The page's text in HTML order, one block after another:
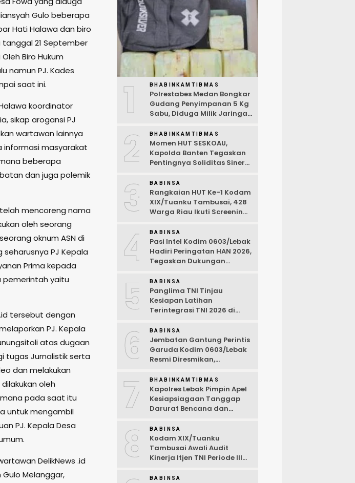
Gulo beberapa
Hati Halawa dan biro
tanggal 21 September
Biro Hukum
namun PJ. Kades
saat ini.
koordinator
sikap arogansi PJ
wartawan lainnya
masyarakat
beberapa
dan juga polemik
mencoreng nama
oleh seorang
oknum ASN di
PJ Kepala
Prima kepada
pemerintah yaitu
tersebut dengan
PJ. Kepala
atas dugaan
tugas Jurnalistik serta
dan melakukan
oleh
pada saat itu
untuk mengambil
PJ. Kepala Desa
DelikNews .id
Gulo Melanggar,
1 BHABINKAMTIBMAS
Polrestabes Medan Bongkar
Gudang Penyimpanan 5 Kg
Sabu, Diduga Milik Jaringan
2 BHABINKAMTIBMAS
Momen HUT SESKOAU,
Kapolda Banten Tegaskan
Pentingnya Soliditas Sinergi
3 BABINSA
Rangkaian HUT Ke-1 Kodam
XIX/Tuanku Tambusai, 428
Warga Riau Ikuti Screening
4 BABINSA
Pasi Intel Kodim 0603/Lebak
Hadiri Peringatan HAN 2026,
Tegaskan Dukungan
Ramah Anak
5 BABINSA
Panglima TNI Tinjau
Kesiapan Latihan
Terintegrasi TNI 2026 di
6 BABINSA
Jembatan Gantung Perintis
Garuda Kodim 0603/Lebak
Resmi Diresmikan,
Desa Wanasalam
7 BHABINKAMTIBMAS
Kapolres Lebak Pimpin Apel
Kesiapsiagaan Tanggap
Darurat Bencana dan
8 BABINSA
Kodam XIX/Tuanku
Tambusai Awali Audit
Kinerja Itjen TNI Periode III
BABINSA